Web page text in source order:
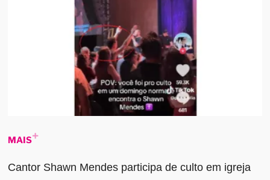
MAIS
Cantor Shawn Mendes participa de culto em igreja